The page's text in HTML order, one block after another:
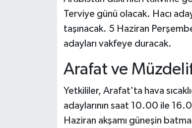
Terviye günü olacak. Hacı
taşınacak. 5 Haziran
adayları vakfeye duracak.
Arafat ve
Yetkililer, Arafat'ta hava
adaylarının saat 10.00 ile
Haziran akşamı güneşin